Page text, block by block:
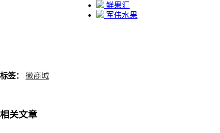
鲜果汇
军伟水果
标签： 微商城
相关文章